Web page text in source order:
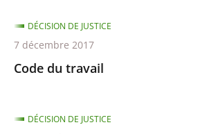
après
avant
Code du travail
DÉCISION DE JUSTICE
7 décembre 2017
DÉCISION DE JUSTICE